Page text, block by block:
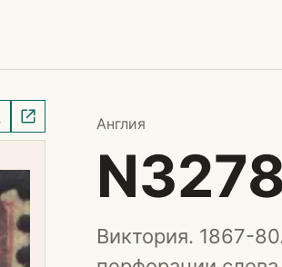
Англия
Виктория. 1867-